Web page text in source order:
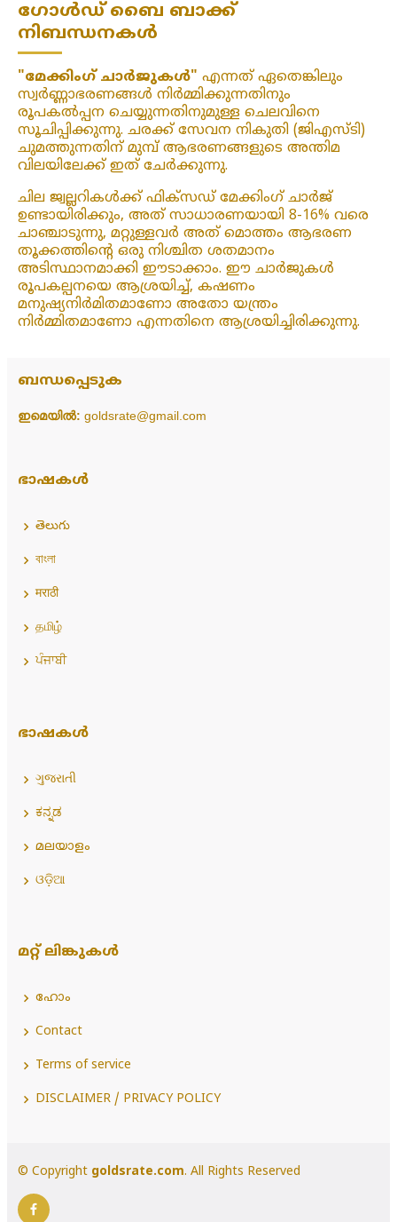
ഗോൾഡ് ബൈ ബാക്ക്
നിബന്ധനകൾ
"മേക്കിംഗ് ചാർജുകൾ" എന്നത് ഏതെങ്കിലും
സ്വർണ്ണാഭരണങ്ങൾ നിർമ്മിക്കുന്നതിനും
രൂപകൽപ്പന ചെയ്യുന്നതിനുമുള്ള ചെലവിനെ
സൂചിപ്പിക്കുന്നു. ചരക്ക് സേവന നികുതി (ജിഎസ്ടി)
ചുമത്തുന്നതിന് മുമ്പ് ആഭരണങ്ങളുടെ അന്തിമ
വിലയിലേക്ക് ഇത് ചേർക്കുന്നു.
ചില ജ്വല്ലറികൾക്ക് ഫിക്‌സഡ് മേക്കിംഗ് ചാർജ്
ഉണ്ടായിരിക്കും, അത് സാധാരണയായി 8-16% വരെ
ചാഞ്ചാടുന്നു, മറ്റുള്ളവർ അത് മൊത്തം ആഭരണ
തൂക്കത്തിന്റെ ഒരു നിശ്ചിത ശതമാനം
അടിസ്ഥാനമാക്കി ഈടാക്കാം. ഈ ചാർജുകൾ
രൂപകല്പനയെ ആശ്രയിച്ച്, കഷണം
മനുഷ്യനിർമിതമാണോ അതോ യന്ത്രം
നിർമ്മിതമാണോ എന്നതിനെ ആശ്രയിച്ചിരിക്കുന്നു.
ബന്ധപ്പെടുക
ഇമെയിൽ: goldsrate@gmail.com
ഭാഷകൾ
తెలుగు
বাংলা
मराठी
தமிழ்
ਪੰਜਾਬੀ
ഭാഷകൾ
ગુજરાતી
ಕನ್ನಡ
മലയാളം
ଓଡ଼ିଆ
മറ്റ് ലിങ്കുകൾ
ഹോം
Contact
Terms of service
DISCLAIMER / PRIVACY POLICY
© Copyright goldsrate.com. All Rights Reserved